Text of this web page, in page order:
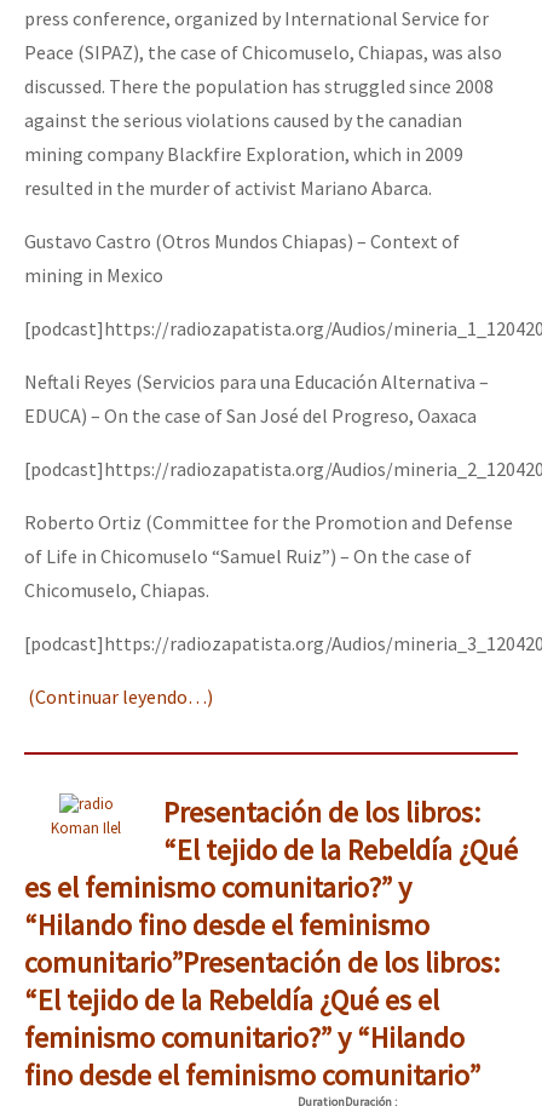
press conference, organized by International Service for
Peace (SIPAZ), the case of Chicomuselo, Chiapas, was also
discussed. There the population has struggled since 2008
against the serious violations caused by the canadian
mining company Blackfire Exploration, which in 2009
resulted in the murder of activist Mariano Abarca.
Gustavo Castro (Otros Mundos Chiapas) – Context of
mining in Mexico
[podcast]https://radiozapatista.org/Audios/
Neftali Reyes (Servicios para una Educación Alternativa –
EDUCA) – On the case of San José del Progreso, Oaxaca
[podcast]https://radiozapatista.org/Audios/
Roberto Ortiz (Committee for the Promotion and Defense
of Life in Chicomuselo “Samuel Ruiz”) – On the case of
Chicomuselo, Chiapas.
[podcast]https://radiozapatista.org/Audios/
(Continuar leyendo…)
Koman Ilel
Presentación de los libros:
“El tejido de la Rebeldía ¿Qué
es el feminismo comunitario?” y
“Hilando fino desde el feminismo
comunitario”Presentación de los libros:
“El tejido de la Rebeldía ¿Qué es el
feminismo comunitario?” y “Hilando
fino desde el feminismo comunitario”
DurationDuración: